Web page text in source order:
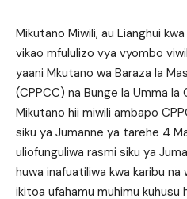
Mikutano Miwili, au Lianghui
vikao mfululizo vya vyombo
yaani Mkutano wa Baraza la
(CPPCC) na Bunge la Umma la
Mikutano hii miwili ambapo
siku ya Jumanne ya tarehe 4
uliofunguliwa rasmi siku ya
huwa inafuatiliwa kwa karibu na
ikitoa ufahamu muhimu kuhusu